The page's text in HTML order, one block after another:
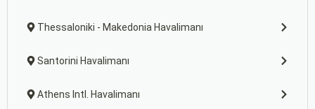
Thessaloniki - Makedonia Havalimanı
Santorini Havalimanı
Athens Intl. Havalimanı